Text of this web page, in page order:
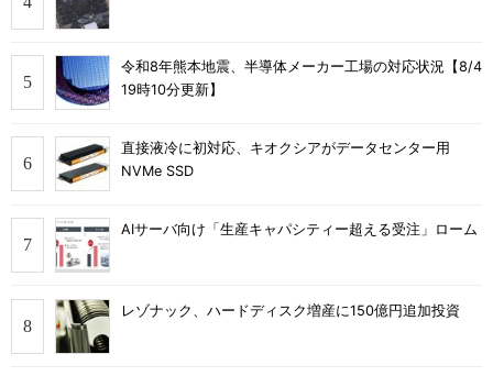
令和8年熊本地震、半導体メーカー工場の対応状況【8/4
19時10分更新】
直接液冷に初対応、キオクシアがデータセンター用
NVMe SSD
AIサーバ向け「生産キャパシティー超える受注」ローム
レゾナック、ハードディスク増産に150億円追加投資